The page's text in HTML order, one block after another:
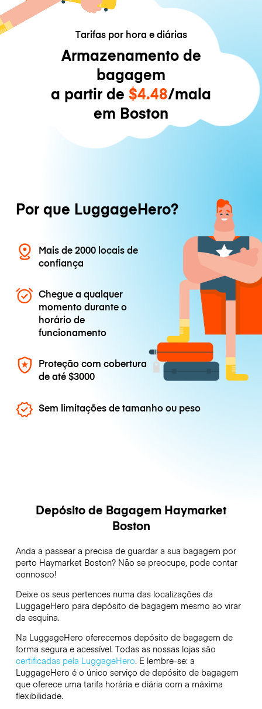
Tarifas por hora e diárias
Armazenamento de
bagagem
a partir de $4.48/mala
em Boston
Por que LuggageHero?
Mais de 2000 locais de
confiança
Chegue a qualquer
momento durante o
horário de
funcionamento
Proteção com cobertura
de até$3000
Sem limitações de tamanho ou peso
Depósito de Bagagem Haymarket
Boston
Anda a passear a precisa de guardar a sua bagagem por
perto Haymarket Boston? Não se preocupe, pode contar
connosco!
Deixe os seus pertences numa das localizações da
LuggageHero para depósito de bagagem mesmo ao virar
da esquina.
Na LuggageHero oferecemos depósito de bagagem de
forma segura e acessível. Todas as nossas lojas são
certificadas pela LuggageHero. E lembre-se: a
LuggageHero é o único serviço de depósito de bagagem
que oferece uma tarifa horária e diária com a máxima
flexibilidade.